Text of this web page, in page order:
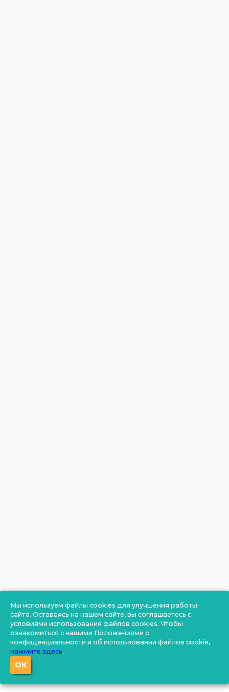
Мы используем файлы cookies для улучшения работы
сайта. Оставаясь на нашем сайте, вы соглашаетесь с
условиями использования файлов cookies. Чтобы
ознакомиться с нашими Положениями о
конфиденциальности и об использовании файлов cookie,
нажмите здесь.
ОК